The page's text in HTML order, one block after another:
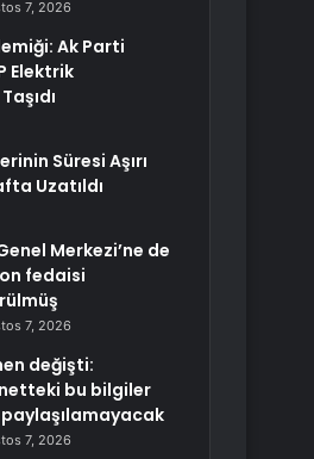
7, 2026
Ak Parti
Elektrik
Süresi Aşırı
Uzatıldı
Merkezi’ne de
fedaisi
7, 2026
değişti:
bu bilgiler
paylaşılamayacak
7, 2026